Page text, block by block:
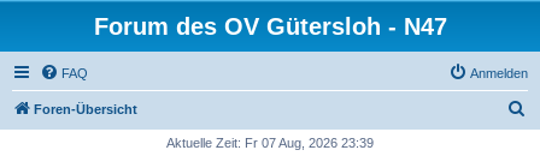
Forum des OV Gütersloh - N47
FAQ Anmelden
Foren-Übersicht
Aktuelle Zeit: Fr 07 Aug, 2026 23:39